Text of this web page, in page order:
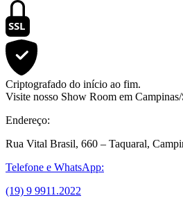
SSL
Criptografado do início ao fim.
Visite nosso Show Room em
Endereço:
Rua Vital Brasil, 660 – Taquaral,
Telefone e WhatsApp:
(19) 9 9911.2022